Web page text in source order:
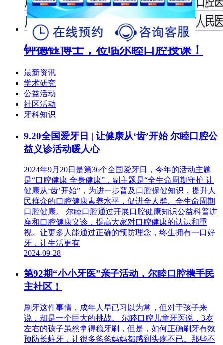
钟德钰博士，莅临尔睦口腔授课！
最新资讯
学术研究
公益活动
社区活动
牙科知识
9.20全国爱牙日 | 让健康从‘齿’开始 尔睦口腔公
益义诊活动暖人心
2024年9月20日是第36个全国爱牙日，今年的活动主题
是“口腔健康 全身健康”，副主题是“全生命周期守护 让
健康从‘齿’开始”，为进一步普及口腔保健知识，提升人
民群众的口腔健康素养水平，促进全人群、全生命周期
口腔健康。 尔睦口腔通过开展口腔健康知识公益科普讲
座和口腔健康义诊，提高大家对口腔健康的认识和重
视。让更多人能通过正确的预防理念，终生拥有一口好
牙，让生活更有
2024-09-28
第92期“小小牙医”亲子活动，尔睦口腔携手民
主社区！
刷牙这件事情，成年人早已习以为常，但对于孩子来
说，却是一个巨大的挑战。 尔睦口腔儿童牙医说，3岁
左右的孩子虽然拿得稳牙刷，但是，如何正确刷牙有效
预防长蛀牙，让很多爸爸妈妈都感到头疼不已。那些不